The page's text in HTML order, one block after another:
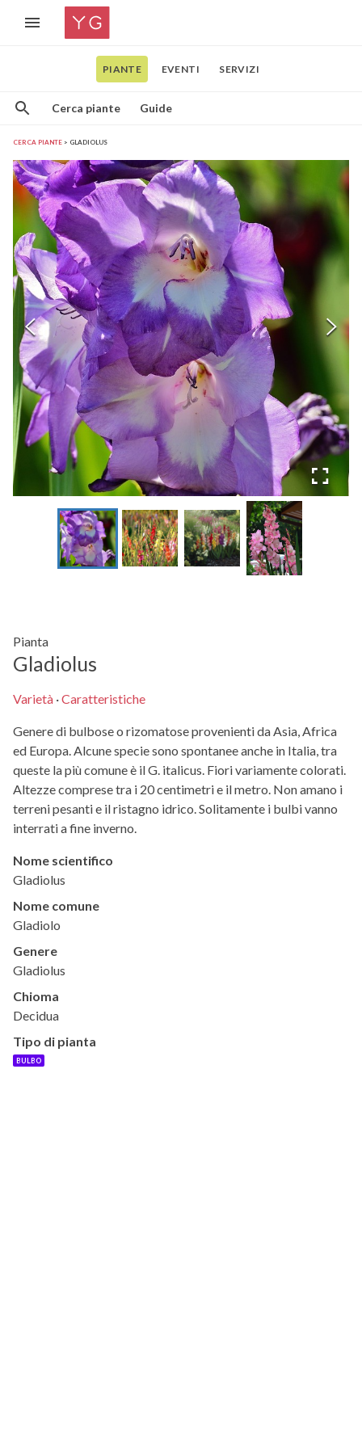
PIANTE EVENTI SERVIZI
Cerca piante Guide
CERCA PIANTE GLADIOLUS
Pianta
Gladiolus
Varietà ·Caratteristiche
Genere di bulbose o rizomatose provenienti da Asia, Africa
ed Europa. Alcune specie sono spontanee anche in Italia, tra
queste la più comune è il G. italicus. Fiori variamente colorati.
Altezze comprese tra i 20 centimetri e il metro. Non amano i
terreni pesanti e il ristagno idrico. Solitamente i bulbi vanno
interrati a fine inverno.
Nome scientifico
Gladiolus
Nome comune
Gladiolo
Genere
Gladiolus
Chioma
Decidua
Tipo di pianta
BULBO